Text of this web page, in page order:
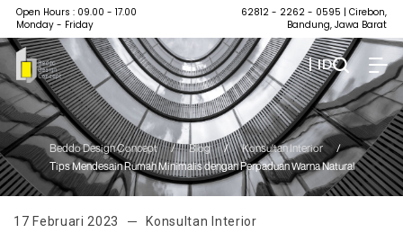
Open Hours : 09.00 - 17.00
Monday - Friday
62812 - 2262 - 0595 | Cirebon,
Bandung, Jawa Barat
| ID
Beddo Design Concept / Blog / Konsultan Interior
/
Tips Mendesain Rumah Minimalis dengan Perpaduan Warna Natural
17 Februari 2023 Konsultan Interior